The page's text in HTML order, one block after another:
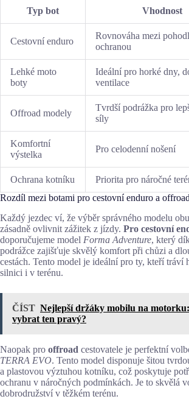
Typ bot Vhodnost
Cestovní enduro
Rovnováha mezi
ochranou
Lehké moto
boty
Ideální pro horké dny,
ventilace
Offroad modely
Tvrdší podrážka pro
síly
Komfortní
výstelka
Pro celodenní nošení
Ochrana kotníku
Priorita pro náročné
Rozdíl mezi botami pro cestovní enduro a offroad
Každý jezdec ví, že výběr správného modelu
zásadně ovlivnit zážitek z jízdy. Pro cestovní
doporučujeme model Forma Adventure, který
podrážce zajišťuje skvělý komfort při chůzi a
cestách. Tento model je ideální pro ty, kteří tráví
silnici i v terénu.
ČÍST Nejlepší držáky mobilu na
vybrat ten pravý?
Naopak pro offroad cestovatele je perfektní
TERRA EVO. Tento model disponuje šitou
a plastovou výztuhou kotníku, což poskytuje
ochranu v náročných podmínkách. Je to skvělá
dobrodružství v těžkém terénu.